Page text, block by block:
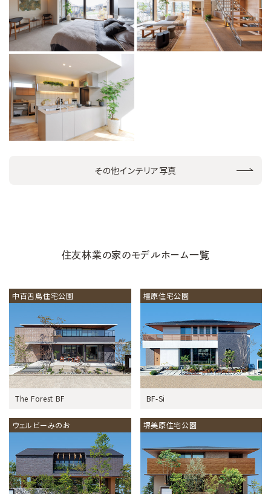
その他インテリア写真
住友林業の家のモデルホーム一覧
中百舌鳥住宅公園
The Forest BF
橿原住宅公園
BF-Si
ウェルビーみのお 堺美原住宅公園